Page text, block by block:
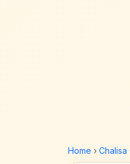
Home › Chalisa